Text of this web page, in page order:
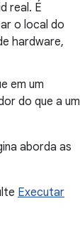
real. É
o local do
hardware,
em um
do que a um
aborda as
Executar